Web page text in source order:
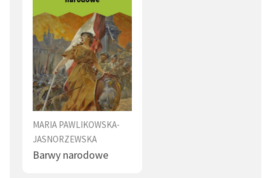
MARIA PAWLIKOWSKA-
JASNORZEWSKA
Barwy narodowe